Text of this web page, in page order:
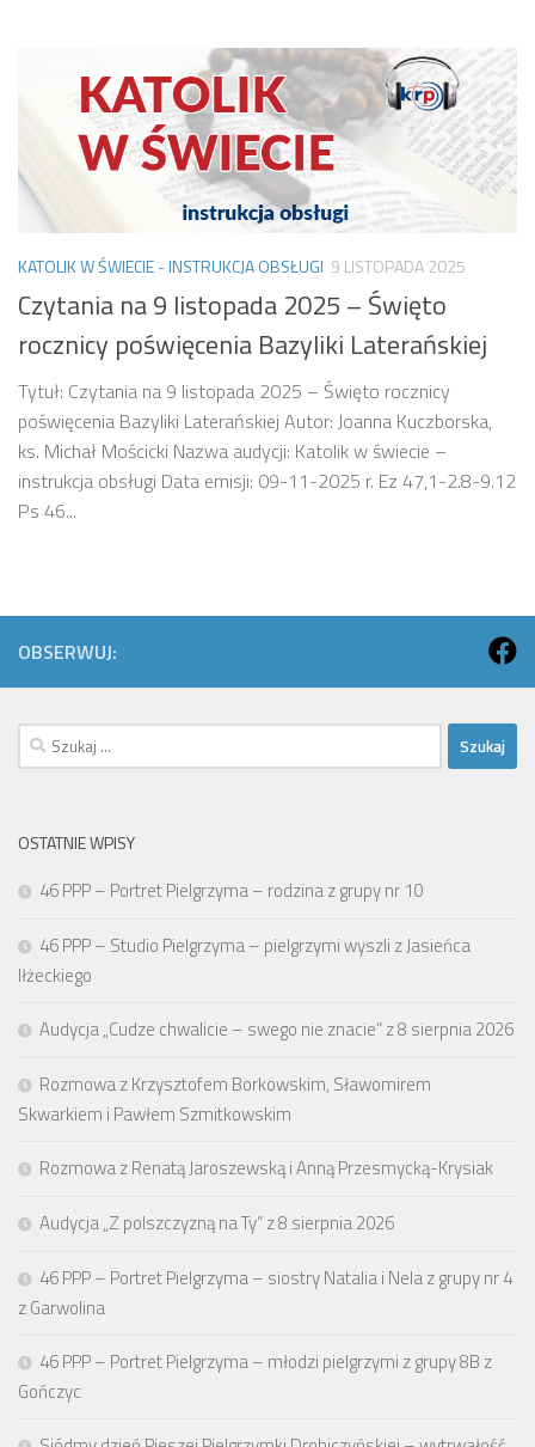
KATOLIK W ŚWIECIE - INSTRUKCJA OBSŁUGI 9 LISTOPADA 2025
Czytania na 9 listopada 2025 – Święto
rocznicy poświęcenia Bazyliki Laterańskiej
Tytuł: Czytania na 9 listopada 2025 – Święto rocznicy
poświęcenia Bazyliki Laterańskiej Autor: Joanna Kuczborska,
ks. Michał Mościcki Nazwa audycji: Katolik w świecie –
instrukcja obsługi Data emisji: 09-11-2025 r. Ez 47,1-2.8-9.12
Ps 46...
OBSERWUJ:
Szukaj:
OSTATNIE WPISY
46 PPP – Portret Pielgrzyma – rodzina z grupy nr 10
46 PPP – Studio Pielgrzyma – pielgrzymi wyszli z Jasieńca
Iłżeckiego
Audycja „Cudze chwalicie – swego nie znacie” z 8 sierpnia 2026
Rozmowa z Krzysztofem Borkowskim, Sławomirem
Skwarkiem i Pawłem Szmitkowskim
Rozmowa z Renatą Jaroszewską i Anną Przesmycką-Krysiak
Audycja „Z polszczyzną na Ty” z 8 sierpnia 2026
46 PPP – Portret Pielgrzyma – siostry Natalia i Nela z grupy nr 4
z Garwolina
46 PPP – Portret Pielgrzyma – młodzi pielgrzymi z grupy 8B z
Gończyc